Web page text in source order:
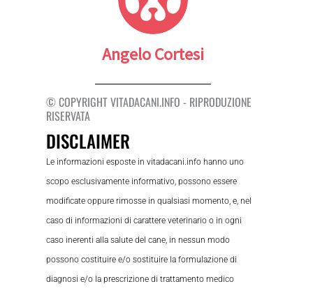
Angelo Cortesi
© COPYRIGHT VITADACANI.INFO - RIPRODUZIONE
RISERVATA
DISCLAIMER
Le informazioni esposte in vitadacani.info hanno uno
scopo esclusivamente informativo, possono essere
modificate oppure rimosse in qualsiasi momento, e, nel
caso di informazioni di carattere veterinario o in ogni
caso inerenti alla salute del cane, in nessun modo
possono costituire e/o sostituire la formulazione di
diagnosi e/o la prescrizione di trattamento medico